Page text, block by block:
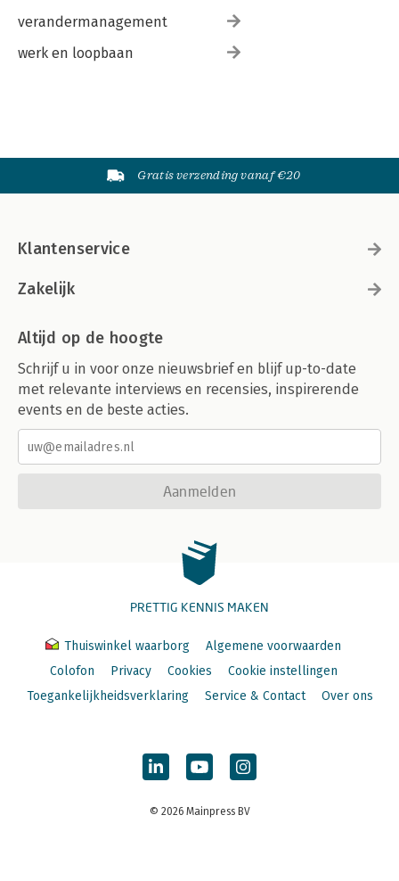
verandermanagement
werk en loopbaan
Gratis verzending vanaf €20
Klantenservice
Zakelijk
Altijd op de hoogte
Schrijf u in voor onze nieuwsbrief en blijf up-to-date
met relevante interviews en recensies, inspirerende
events en de beste acties.
Aanmelden
PRETTIG KENNIS MAKEN
Thuiswinkel waarborg
Algemene voorwaarden
Colofon
Privacy Cookies
Cookie instellingen
Toegankelijkheidsverklaring
Service & Contact Over ons
© 2026 Mainpress BV